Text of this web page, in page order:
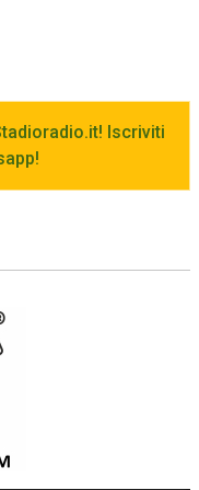
Iscriviti